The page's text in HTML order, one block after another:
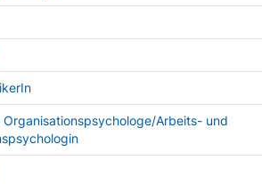
Arbeits- und